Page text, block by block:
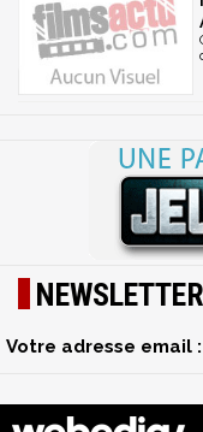
Votre adresse email :